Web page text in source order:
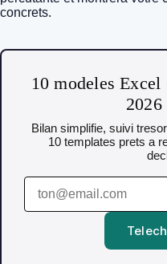
concrets.
10 modeles
Bilan simplifie, suivi
10 templates prets a